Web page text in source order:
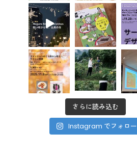
さらに読み込む
Instagram でフォロー